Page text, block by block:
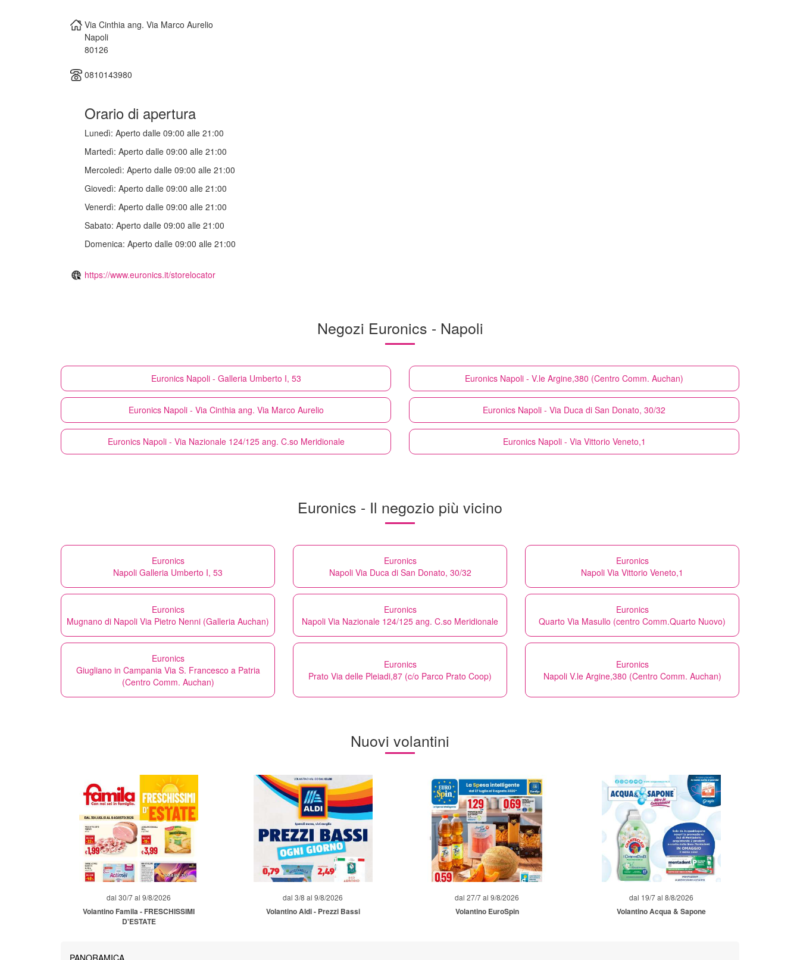
Via Cinthia ang. Via Marco Aurelio
Napoli
80126
0810143980
Orario di apertura
Lunedì: Aperto dalle 09:00 alle 21:00
Martedì: Aperto dalle 09:00 alle 21:00
Mercoledì: Aperto dalle 09:00 alle 21:00
Giovedì: Aperto dalle 09:00 alle 21:00
Venerdì: Aperto dalle 09:00 alle 21:00
Sabato: Aperto dalle 09:00 alle 21:00
Domenica: Aperto dalle 09:00 alle 21:00
https://www.euronics.it/storelocator
Negozi Euronics - Napoli
Euronics Napoli - Galleria Umberto I, 53 Euronics Napoli - V.le Argine,380 (Centro Comm. Auchan)
Euronics Napoli - Via Cinthia ang. Via Marco Aurelio Euronics Napoli - Via Duca di San Donato, 30/32
Euronics Napoli - Via Nazionale 124/125 ang. C.so Meridionale Euronics Napoli - Via Vittorio Veneto,1
Euronics - Il negozio più vicino
Euronics
Napoli Galleria Umberto I, 53
Euronics
Napoli Via Duca di San Donato, 30/32
Euronics
Napoli Via Vittorio Veneto,1
Euronics
Mugnano di Napoli Via Pietro Nenni (Galleria Auchan)
Euronics
Napoli Via Nazionale 124/125 ang. C.so Meridionale
Euronics
Quarto Via Masullo (centro Comm.Quarto Nuovo)
Euronics
Giugliano in Campania Via S. Francesco a Patria
(Centro Comm. Auchan)
Euronics
Prato Via delle Pleiadi,87 (c/o Parco Prato Coop)
Euronics
Napoli V.le Argine,380 (Centro Comm. Auchan)
Nuovi volantini
dal 30/7 al 9/8/2026
Volantino Famila - FRESCHISSIMI
D'ESTATE
dal 3/8 al 9/8/2026
Volantino Aldi - Prezzi Bassi
dal 27/7 al 9/8/2026
Volantino EuroSpin
dal 19/7 al 8/8/2026
Volantino Acqua & Sapone